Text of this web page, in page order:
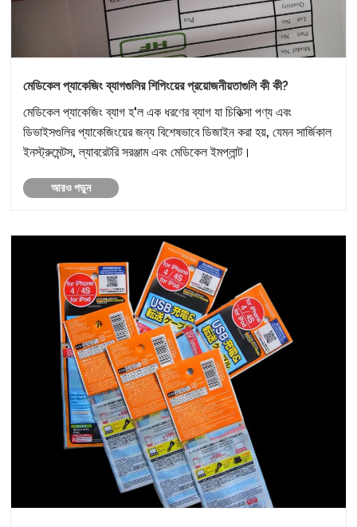
মেডিকেল প্যাকেজিং ব্যাগগুলির শিপিংয়ের প্রয়োজনীয়তাগুলি কী কী?
মেডিকেল প্যাকেজিং ব্যাগ হ'ল এক ধরণের ব্যাগ যা চিকিত্সা পণ্য এবং
ডিভাইসগুলির প্যাকেজিংয়ের জন্য বিশেষভাবে ডিজাইন করা হয়, যেমন সার্জিকাল
ইনস্ট্রুমেন্টস, ল্যাবরেটরি সরঞ্জাম এবং মেডিকেল ইমপ্লান্ট।
আরও পড়ুন